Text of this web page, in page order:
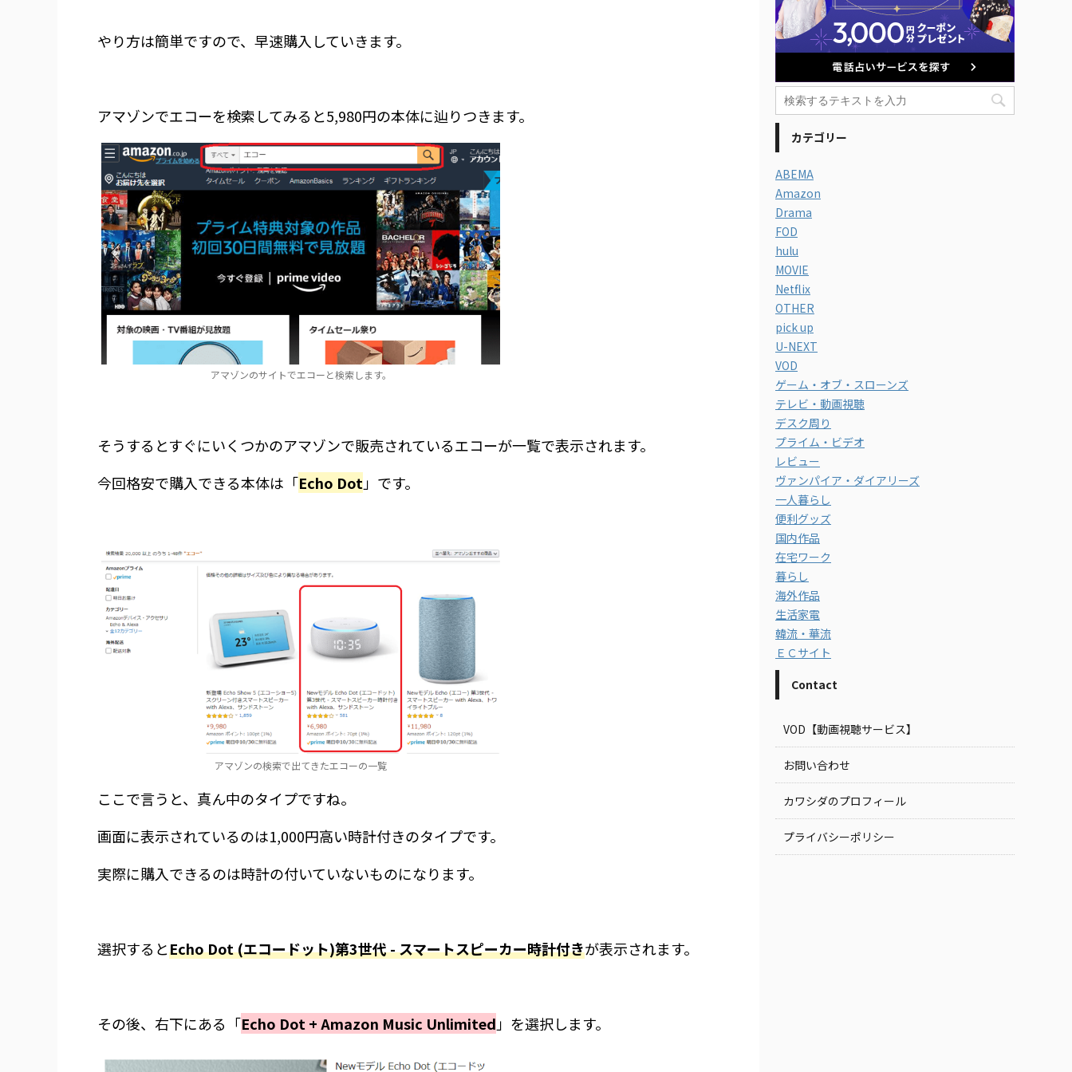
やり方は簡単ですので、早速購入していきます。
アマゾンでエコーを検索してみると5,980円の本体に辿りつきます。
アマゾンのサイトでエコーと検索します。
そうするとすぐにいくつかのアマゾンで販売されているエコーが一覧で表示されます。
今回格安で購入できる本体は「Echo Dot 」です。
アマゾンの検索で出てきたエコーの一覧
ここで言うと、真ん中のタイプですね。
画面に表示されているのは1,000円高い時計付きのタイプです。
実際に購入できるのは時計の付いていないものになります。
選択するとEcho Dot (エコードット)第3世代 - スマートスピーカー時計付きが表示されます。
その後、右下にある「Echo Dot + Amazon Music Unlimited」を選択します。
カテゴリー
ABEMA
Amazon
Drama
FOD
hulu
MOVIE
Netflix
OTHER
pick up
U-NEXT
VOD
ゲーム・オブ・スローンズ
テレビ・動画視聴
デスク周り
プライム・ビデオ
レビュー
ヴァンパイア・ダイアリーズ
一人暮らし
便利グッズ
国内作品
在宅ワーク
暮らし
海外作品
生活家電
韓流・華流
ＥＣサイト
Contact
VOD【動画視聴サービス】
お問い合わせ
カワシダのプロフィール
プライバシーポリシー